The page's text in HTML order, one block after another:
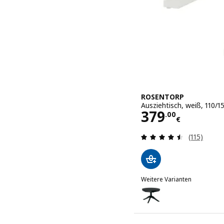
ROSENTORP
Ausziehtisch, weiß, 110/
379.00
€
Preis 379.00€
(115)
Weitere Varianten
ROSENTORP
Option: ROSENTORP,